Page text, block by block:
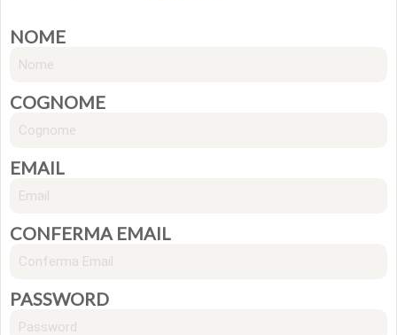
NOME
COGNOME
EMAIL
CONFERMA EMAIL
PASSWORD